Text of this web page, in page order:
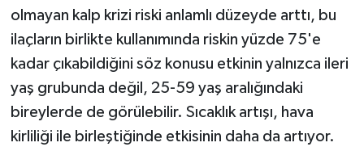
olmayan kalp krizi riski anlamlı düzeyde arttı, bu
ilaçların birlikte kullanımında riskin yüzde 75'e
kadar çıkabildiğini söz konusu etkinin yalnızca ileri
yaş grubunda değil, 25-59 yaş aralığındaki
bireylerde de görülebilir. Sıcaklık artışı, hava
kirliliği ile birleştiğinde etkisinin daha da artıyor.